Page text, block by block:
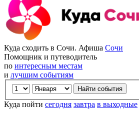
Куда сходить в Сочи. Афиша Сочи
Помощник и путеводитель
по интересным местам
и лучшим событиям
Куда пойти сегодня завтра в выходные